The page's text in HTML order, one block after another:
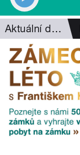
Aktuální dění